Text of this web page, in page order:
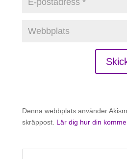
Denna webbplats använder
skräppost. Lär dig hur din